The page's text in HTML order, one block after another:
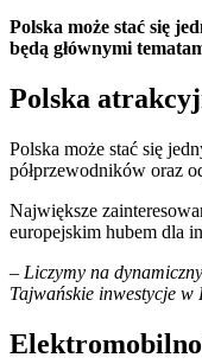
Polska może stać się
będą głównymi
Polska
Polska może stać się
półprzewodników oraz
Największe
europejskim hubem dla
– Liczymy na
Tajwańskie inwestycje w